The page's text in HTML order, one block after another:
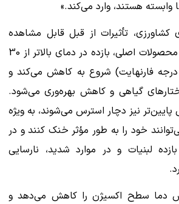
وابسته هستند، وارد می‌کند.»
تأثیرات از قبل قابل مشاهده
است. برای بسیاری از محصولات اصلی، بازده در دمای بالاتر از 30
درجه سانتیگراد (86 درجه فارنهایت) شروع به کاهش می‌کند و
گیاهی و کاهش بهره‌وری می‌شود.
نیز دچار استرس می‌شوند، به ویژه
خود را به طور مؤثر خنک کنند و در
لبنیات و در موارد شدید، نارسایی
دما سطح اکسیژن را کاهش می‌دهد و